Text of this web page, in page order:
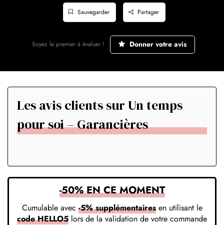
Sauvegarder Partager
Soyez le premier à évaluer ! Donner votre avis
Les avis clients sur Un temps
pour soi – Garancières
-50% EN CE MOMENT
Cumulable avec -5% supplémentairesen utilisant le
code HELLO5 lors de la validation de votre commande